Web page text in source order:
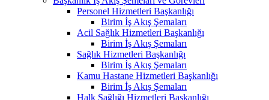
Personel Hizmetleri Başkanlığı
Birim İş Akış Şemaları
Acil Sağlık Hizmetleri Başkanlığı
Birim İş Akış Şemaları
Sağlık Hizmetleri Başkanlığı
Birim İş Akış Şemaları
Kamu Hastane Hizmetleri Başkanlığı
Birim İş Akış Şemaları
Halk Sağlığı Hizmetleri Başkanlığı